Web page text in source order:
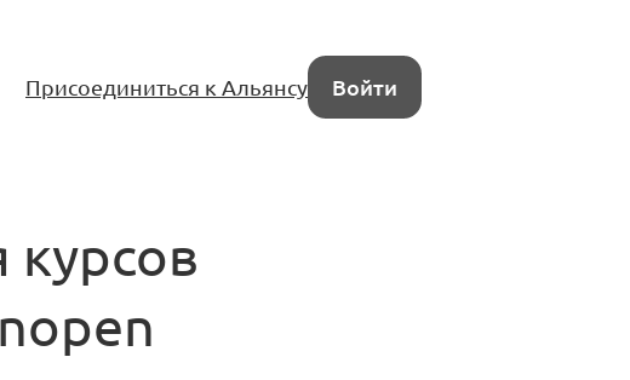
Присоединиться к Альянсу Войти